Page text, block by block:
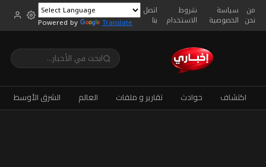
من
نحن
سياسة
الخصوصية
شروط
الاستخدام
اتصل
بنا Powered by Translate
اكتشاف حوادث تقارير و ملفات العالم الشرق الأوسط